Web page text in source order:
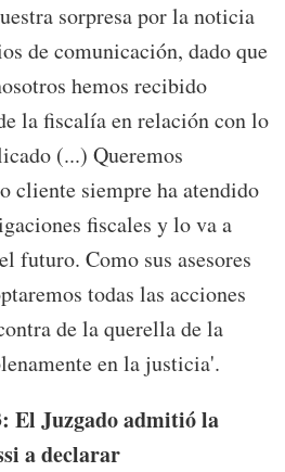
sorpresa por la noticia
de comunicación, dado que
hemos recibido
la fiscalía en relación con lo
(...) Queremos
cliente siempre ha atendido
fiscales y lo va a
futuro. Como sus asesores
todas las acciones
de la querella de la
en la justicia'.
El Juzgado admitió la
a declarar